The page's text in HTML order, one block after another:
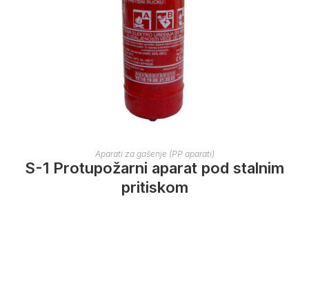
Aparati za gašenje (PP aparati)
S-1 Protupožarni aparat pod stalnim
pritiskom